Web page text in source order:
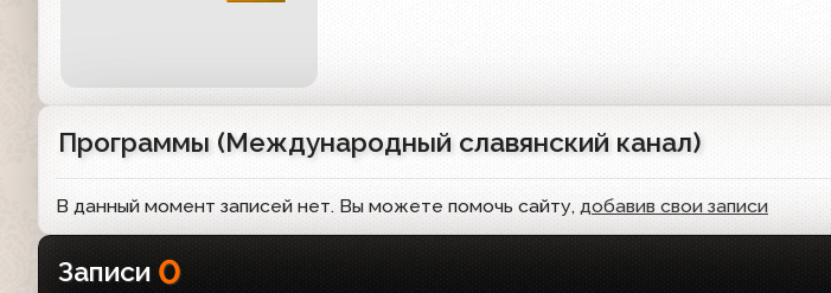
Программы (Международный славянский канал)
В данный момент записей нет. Вы можете помочь сайту, добавив свои записи
Записи 0